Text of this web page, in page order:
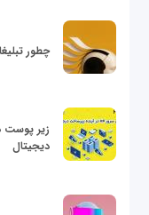
چطور
دیجیتال